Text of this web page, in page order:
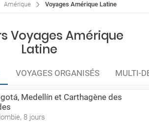
Amérique Voyages Amérique Latine
Voyages Amérique
Latine
VOYAGES ORGANISÉS MULTI-
Medellín et Carthagène des
8 jours